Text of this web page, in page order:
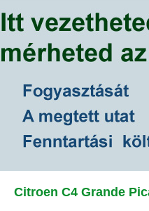
Citroen C4 Grande